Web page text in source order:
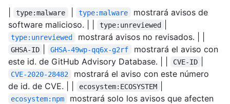
type:malware type:malware
mostrará avisos de
software malicioso. | |
type:unreviewed
type:unreviewed mostrará avisos no revisados. | |
GHSA-ID GHSA-49wp-qq6x-g2rf
mostrará el aviso con
este id. de GitHub Advisory Database. | |
CVE-ID
CVE-2020-28482
mostrará el aviso con este número
de id. de CVE. | |
ecosystem:ECOSYSTEM
ecosystem:npm
mostrará solo los avisos que afecten